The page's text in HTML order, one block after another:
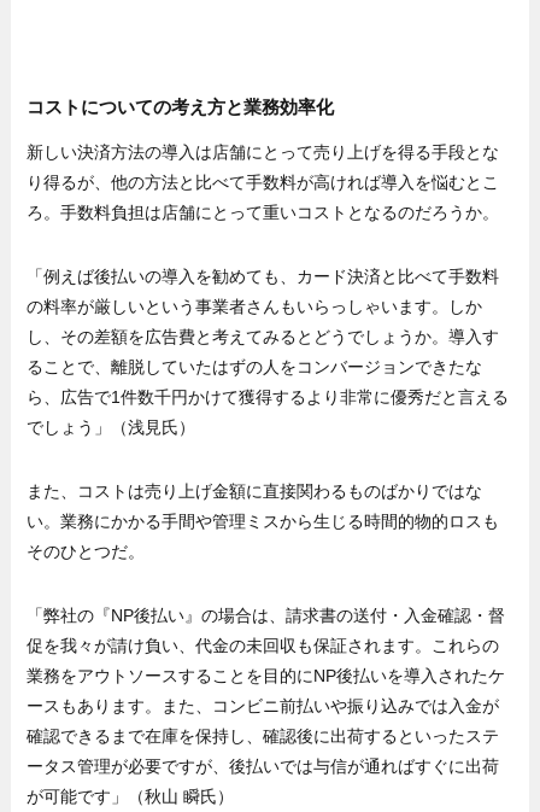
コストについての考え方と業務効率化
新しい決済方法の導入は店舗にとって売り上げを得る手段とな
り得るが、他の方法と比べて手数料が高ければ導入を悩むとこ
ろ。手数料負担は店舗にとって重いコストとなるのだろうか。
「例えば後払いの導入を勧めても、カード決済と比べて手数料
の料率が厳しいという事業者さんもいらっしゃいます。しか
し、その差額を広告費と考えてみるとどうでしょうか。導入す
ることで、離脱していたはずの人をコンバージョンできたな
ら、広告で1件数千円かけて獲得するより非常に優秀だと言える
でしょう」（浅見氏）
また、コストは売り上げ金額に直接関わるものばかりではな
い。業務にかかる手間や管理ミスから生じる時間的物的ロスも
そのひとつだ。
「弊社の『NP後払い』の場合は、請求書の送付・入金確認・督
促を我々が請け負い、代金の未回収も保証されます。これらの
業務をアウトソースすることを目的にNP後払いを導入されたケ
ースもあります。また、コンビニ前払いや振り込みでは入金が
確認できるまで在庫を保持し、確認後に出荷するといったステ
ータス管理が必要ですが、後払いでは与信が通ればすぐに出荷
が可能です」（秋山 瞬氏）